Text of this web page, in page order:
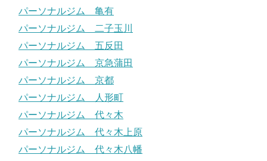
パーソナルジム 亀有
パーソナルジム 二子玉川
パーソナルジム 五反田
パーソナルジム 京急蒲田
パーソナルジム 京都
パーソナルジム 人形町
パーソナルジム 代々木
パーソナルジム 代々木上原
パーソナルジム 代々木八幡